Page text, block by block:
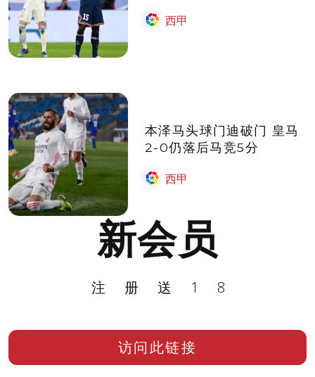
西甲
本泽马头球门迪破门 皇马
2-0仍落后马竞5分
西甲
新会员
注册送18
访问此链接